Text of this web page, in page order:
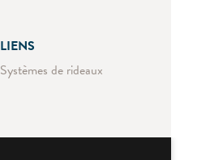
LIENS
Systèmes de rideaux